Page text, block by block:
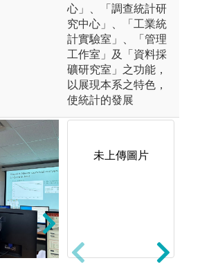
心」、「調查統計研
究中心」、「工業統
計實驗室」、「管理
工作室」及「資料採
礦研究室」之功能，
以展現本系之特色，
使統計的發展
與訓練軟體項
未上傳圖片